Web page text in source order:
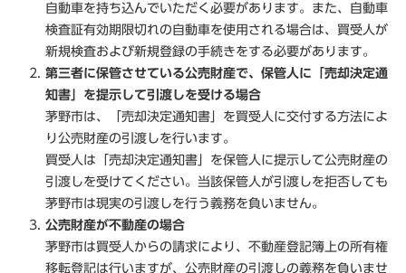
自動車を持ち込んでいただく必要があります。また、自動車
検査証有効期限切れの自動車を使用される場合は、買受人が
新規検査および新規登録の手続きをする必要があります。
第三者に保管させている公売財産で、保管人に「売却決定通
知書」を提示して引渡しを受ける場合
茅野市は、「売却決定通知書」を買受人に交付する方法によ
り公売財産の引渡しを行います。
買受人は「売却決定通知書」を保管人に提示して公売財産の
引渡しを受けてください。当該保管人が引渡しを拒否しても
茅野市は現実の引渡しを行う義務を負いません。
公売財産が不動産の場合
茅野市は買受人からの請求により、不動産登記簿上の所有権
移転登記は行いますが、公売財産の引渡しの義務を負いませ